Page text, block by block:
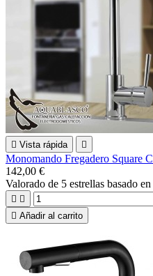
 Vista rápida 
Monomando Fregadero Square
142,00 €
Valorado de 5 estrellas basado en
 
 Añadir al carrito